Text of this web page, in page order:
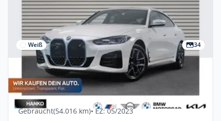
Weiß 34
Privat & Gewerbe
Bmw I4 EDrive35 5dr
Elektro •Automatik •
286 PS (210 kW)
Gebraucht(54.016 km)• EZ: 05/2023